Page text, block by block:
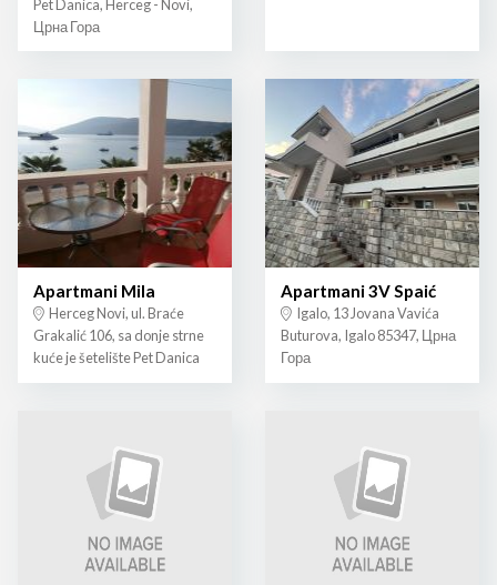
Pet Danica, Herceg - Novi,
Црна Гора
Apartmani Mila
Herceg Novi, ul. Braće
Grakalić 106, sa donje strne
kuće je šetelište Pet Danica
Apartmani 3V Spaić
Igalo, 13 Jovana Vavića
Buturova, Igalo 85347, Црна
Гора